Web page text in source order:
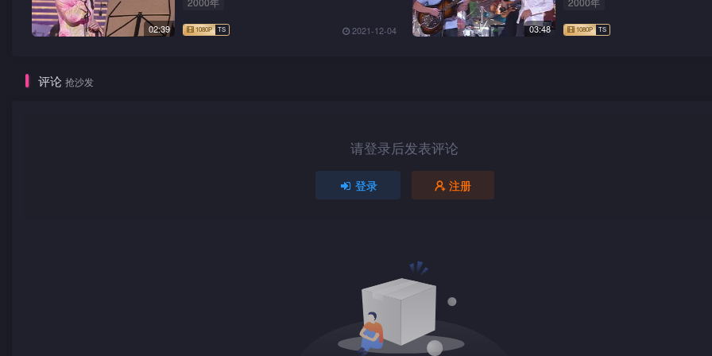
02:39 2021-12-04 03:48
评论 抢沙发
请登录后发表评论
登录 注册